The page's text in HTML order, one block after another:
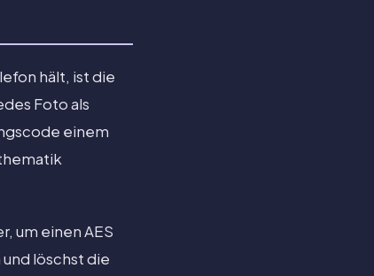
hält, ist die
Foto als
einem
um einen AES
löschst die